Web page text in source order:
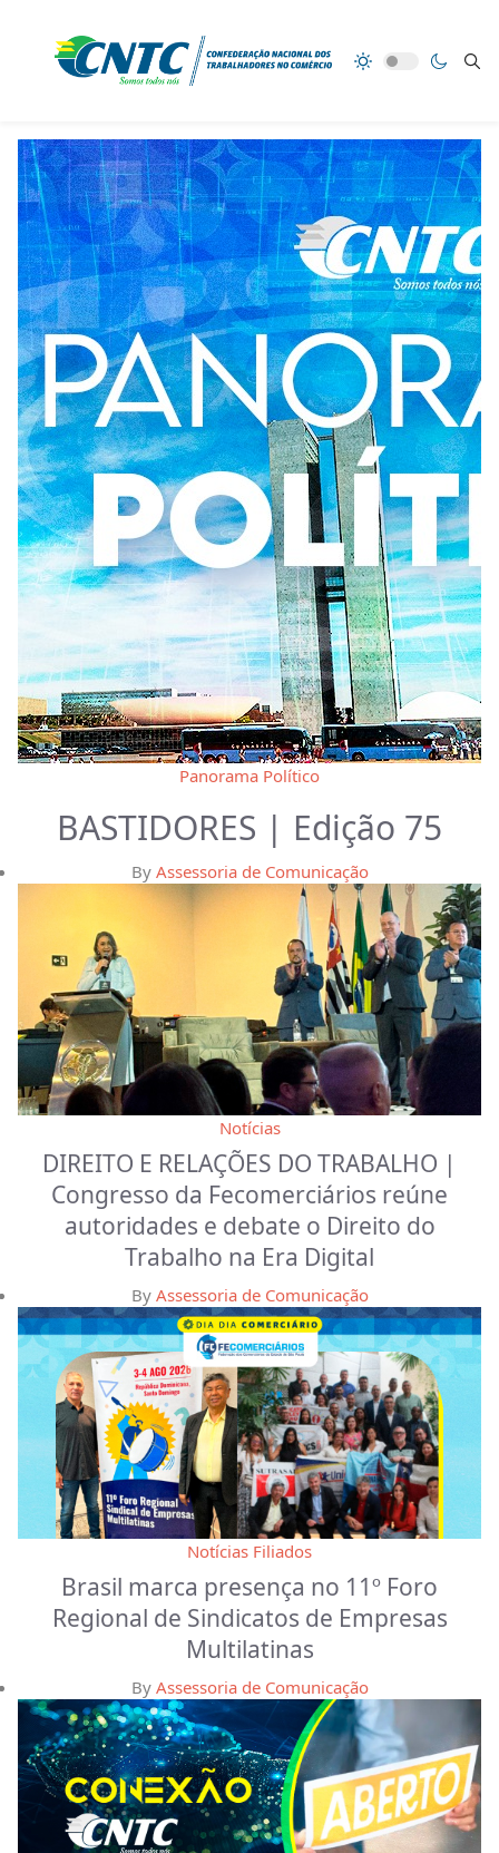
Panorama Político
BASTIDORES | Edição 75
By Assessoria de Comunicação
Notícias
DIREITO E RELAÇÕES DO TRABALHO |
Congresso da Fecomerciários reúne
autoridades e debate o Direito do
Trabalho na Era Digital
By Assessoria de Comunicação
Notícias Filiados
Brasil marca presença no 11º Foro
Regional de Sindicatos de Empresas
Multilatinas
By Assessoria de Comunicação